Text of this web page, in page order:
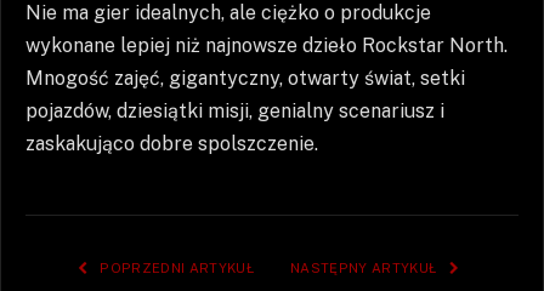
Nie ma gier idealnych, ale ciężko o produkcje
wykonane lepiej niż najnowsze dzieło Rockstar North.
Mnogość zajęć, gigantyczny, otwarty świat, setki
pojazdów, dziesiątki misji, genialny scenariusz i
zaskakująco dobre spolszczenie.
POPRZEDNI ARTYKUŁ NASTĘPNY ARTYKUŁ